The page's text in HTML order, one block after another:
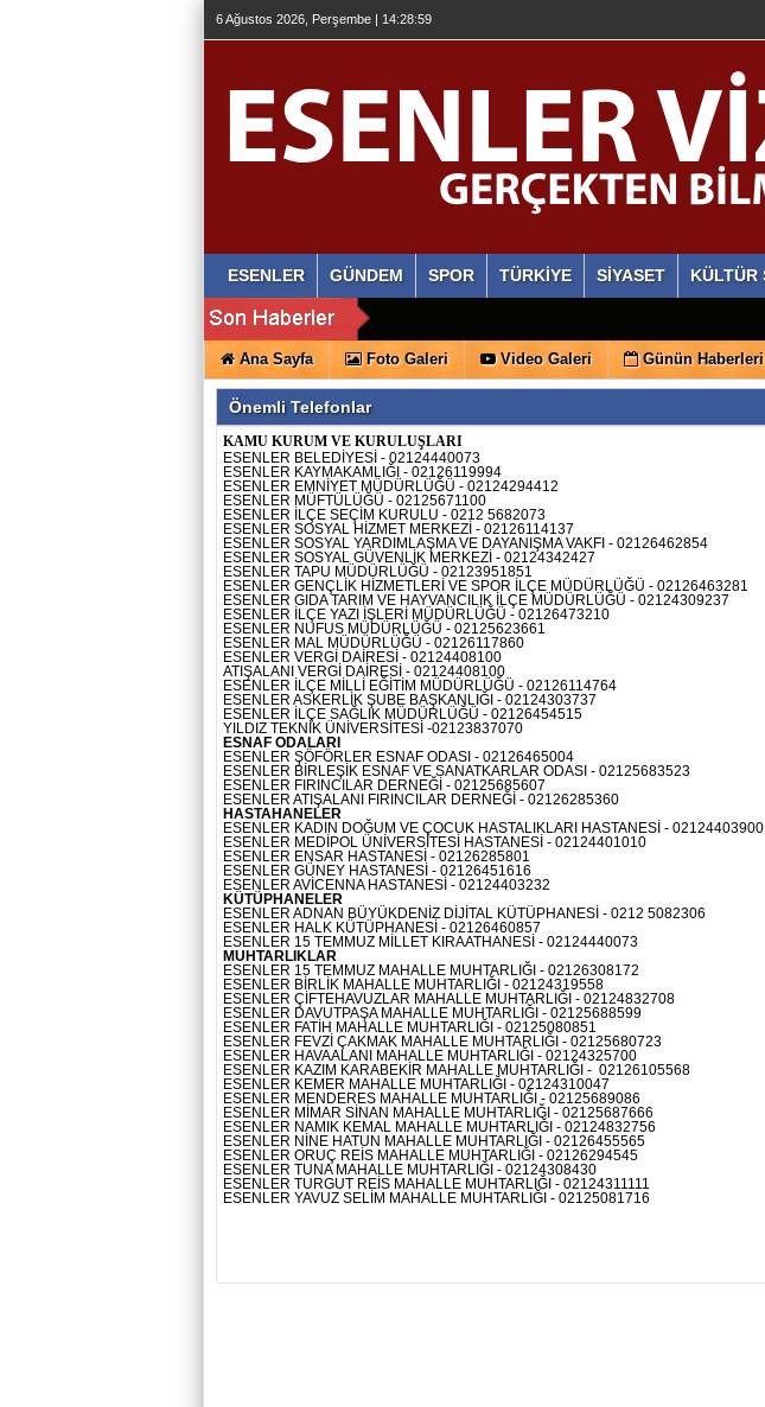
6 Ağustos 2026, Perşembe | 14:28:59
ESENLER GÜNDEM SPOR TÜRKİYE SİYASET KÜLTÜR
Ana Sayfa Foto Galeri Video Galeri Günün Haberleri
Önemli Telefonlar
KAMU KURUM VE KURULUŞLARI
ESENLER BELEDİYESİ - 02124440073
ESENLER KAYMAKAMLIĞI - 02126119994
ESENLER EMNİYET MÜDÜRLÜĞÜ - 02124294412
ESENLER MÜFTÜLÜĞÜ - 02125671100
ESENLER İLÇE SEÇİM KURULU - 0212 5682073
ESENLER SOSYAL HİZMET MERKEZİ - 02126114137
ESENLER SOSYAL YARDIMLAŞMA VE DAYANIŞMA VAKFI - 02126462854
ESENLER SOSYAL GÜVENLİK MERKEZİ - 02124342427
ESENLER TAPU MÜDÜRLÜĞÜ - 02123951851
ESENLER GENÇLİK HİZMETLERİ VE SPOR İLÇE MÜDÜRLÜĞÜ - 02126463281
ESENLER GIDA TARIM VE HAYVANCILIK İLÇE MÜDÜRLÜĞÜ - 02124309237
ESENLER İLÇE YAZI İŞLERİ MÜDÜRLÜĞÜ - 02126473210
ESENLER NUFUS MÜDÜRLÜĞÜ - 02125623661
ESENLER MAL MÜDÜRLÜĞÜ - 02126117860
ESENLER VERGİ DAİRESİ - 02124408100
ATIŞALANI VERGİ DAİRESİ - 02124408100
ESENLER İLÇE MİLLİ EĞİTİM MÜDÜRLÜĞÜ - 02126114764
ESENLER ASKERLİK ŞUBE BAŞKANLIĞI - 02124303737
ESENLER İLÇE SAĞLIK MÜDÜRLÜĞÜ - 02126454515
YILDIZ TEKNİK ÜNİVERSİTESİ -02123837070
ESNAF ODALARI
ESENLER ŞÖFÖRLER ESNAF ODASI - 02126465004
ESENLER BİRLEŞİK ESNAF VE SANATKARLAR ODASI - 02125683523
ESENLER FIRINCILAR DERNEĞİ - 02125685607
ESENLER ATIŞALANI FIRINCILAR DERNEĞİ - 02126285360
HASTAHANELER
ESENLER KADIN DOĞUM VE ÇOCUK HASTALIKLARI HASTANESİ - 02124403900
ESENLER MEDİPOL ÜNİVERSİTESİ HASTANESİ - 02124401010
ESENLER ENSAR HASTANESİ - 02126285801
ESENLER GÜNEY HASTANESİ - 02126451616
ESENLER AVİCENNA HASTANESİ - 02124403232
KÜTÜPHANELER
ESENLER ADNAN BÜYÜKDENİZ DİJİTAL KÜTÜPHANESİ - 0212 5082306
ESENLER HALK KÜTÜPHANESİ - 02126460857
ESENLER 15 TEMMUZ MİLLET KIRAATHANESİ - 02124440073
MUHTARLIKLAR
ESENLER 15 TEMMUZ MAHALLE MUHTARLIĞI - 02126308172
ESENLER BİRLİK MAHALLE MUHTARLIĞI - 02124319558
ESENLER ÇİFTEHAVUZLAR MAHALLE MUHTARLIĞI - 02124832708
ESENLER DAVUTPAŞA MAHALLE MUHTARLIĞI - 02125688599
ESENLER FATİH MAHALLE MUHTARLIĞI - 02125080851
ESENLER FEVZİ ÇAKMAK MAHALLE MUHTARLIĞI - 02125680723
ESENLER HAVAALANI MAHALLE MUHTARLIĞI - 02124325700
ESENLER KAZIM KARABEKİR MAHALLE MUHTARLIĞI - 02126105568
ESENLER KEMER MAHALLE MUHTARLIĞI - 02124310047
ESENLER MENDERES MAHALLE MUHTARLIĞI - 02125689086
ESENLER MİMAR SİNAN MAHALLE MUHTARLIĞI - 02125687666
ESENLER NAMIK KEMAL MAHALLE MUHTARLIĞI - 02124832756
ESENLER NİNE HATUN MAHALLE MUHTARLIĞI - 02126455565
ESENLER ORUÇ REİS MAHALLE MUHTARLIĞI - 02126294545
ESENLER TUNA MAHALLE MUHTARLIĞI - 02124308430
ESENLER TURGUT REİS MAHALLE MUHTARLIĞI - 02124311111
ESENLER YAVUZ SELİM MAHALLE MUHTARLIĞI - 02125081716